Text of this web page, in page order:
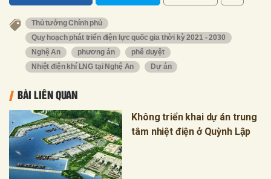
Thủ tướng Chính phủ
Quy hoạch phát triển điện lực quốc gia thời kỳ 2021 - 2030
Nghệ An
phương án
phê duyệt
Nhiệt điện khí LNG tại Nghệ An
Dự án
BÀI LIÊN QUAN
Không triển khai dự án trung
tâm nhiệt điện ở Quỳnh Lập